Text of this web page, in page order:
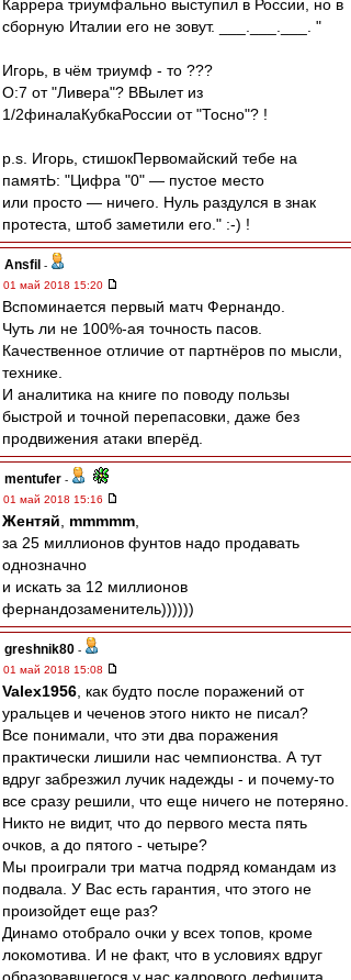
Каррера триумфально выступил в России, но в
сборную Италии его не зовут. ___.___.___. "
Игорь, в чём триумф - то ???
О:7 от "Ливера"? ВВылет из
1/2финалаКубкаРоссии от "Тосно"? !
p.s. Игорь, стишокПервомайский тебе на
памятЬ: "Цифра "0" — пустое место
или просто — ничего. Нуль раздулся в знак
протеста, штоб заметили его." :-) !
Ansfil -
01 май 2018 15:20
Вспоминается первый матч Фернандо.
Чуть ли не 100%-ая точность пасов.
Качественное отличие от партнёров по мысли,
технике.
И аналитика на книге по поводу пользы
быстрой и точной перепасовки, даже без
продвижения атаки вперёд.
mentufer -
01 май 2018 15:16
Жентяй mmmmm
за 25 миллионов фунтов надо продавать
однозначно
и искать за 12 миллионов
фернандозаменитель))))))
greshnik80 -
01 май 2018 15:08
Valex1956 , как будто после поражений от
уральцев и чеченов этого никто не писал?
Все понимали, что эти два поражения
практически лишили нас чемпионства. А тут
вдруг забрезжил лучик надежды - и почему-то
все сразу решили, что еще ничего не потеряно.
Никто не видит, что до первого места пять
очков, а до пятого - четыре?
Мы проиграли три матча подряд командам из
подвала. У Вас есть гарантия, что этого не
произойдет еще раз?
Динамо отобрало очки у всех топов, кроме
локомотива. И не факт, что в условиях вдруг